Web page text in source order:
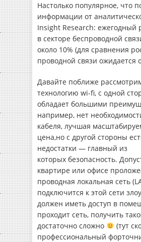
Настолько популярное, что
информации от
Insight Research: ежегодный
в секторе беспроводной
около 10% (для сравнения
проводной связи ожидается
Давайте поближе
технологию wi-fi, с одной
обладает большими
например, нет
кабеля, лучшая
цена,но с другой стороны
недостатки — главный из
которых безопасность.
квартире или офисе
проводная локальная сеть
подключится к этой сети
должен иметь доступ в
проходит сеть, получить
достаточно сложно
(тут
профессиональный